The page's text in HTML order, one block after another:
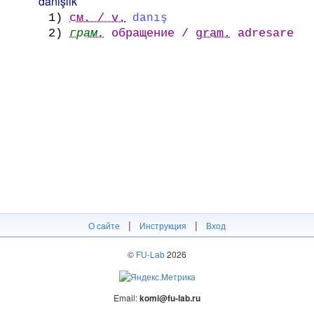
1) см. / v. danış
2) грам. обращение / gram. adresare
О сайте | Инструкция | Вход
© FU-Lab2026
Email:komi@fu-lab.ru